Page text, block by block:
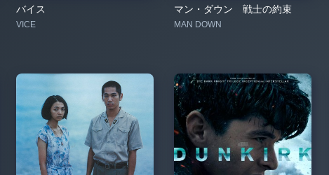
バイス
VICE
マン・ダウン 戦士の約束
MAN DOWN